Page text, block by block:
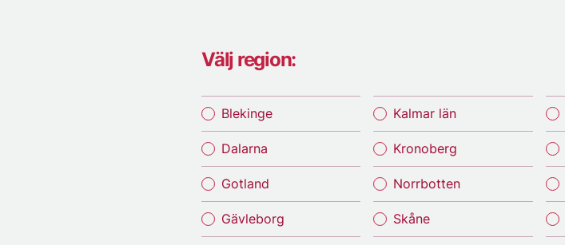
Välj region:
Blekinge
Dalarna
Gotland
Gävleborg
Kalmar län
Kronoberg
Norrbotten
Skåne